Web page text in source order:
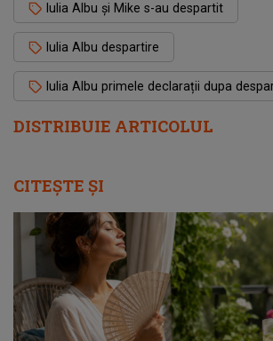
DISTRIBUIE ARTICOLUL
Iulia Albu și Mike s-au despartit
Iulia Albu despartire
Iulia Albu primele declarații dupa
CITEȘTE ȘI